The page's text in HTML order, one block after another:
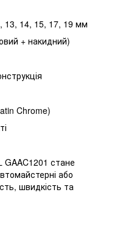
13, 14, 15, 17, 19 мм
+ накидний)
Chrome)
GAAC1201 стане
або
швидкість та